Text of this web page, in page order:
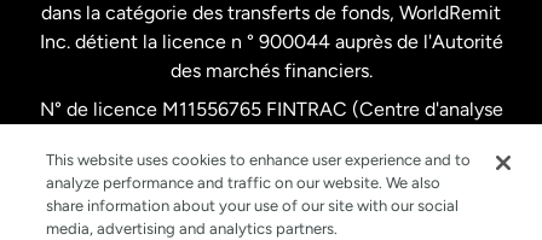
États-Unis Español
France
Malaisie
dans la catégorie des transferts de fonds, WorldRemit
Inc. détient la licence n ° 900044 auprès de l'Autorité
des marchés financiers.
N° de licence M11556765 FINTRAC (Centre d'analyse
This website uses cookies to enhance user experience and to
analyze performance and traffic on our website. We also
share information about your use of our site with our social
media, advertising and analytics partners.